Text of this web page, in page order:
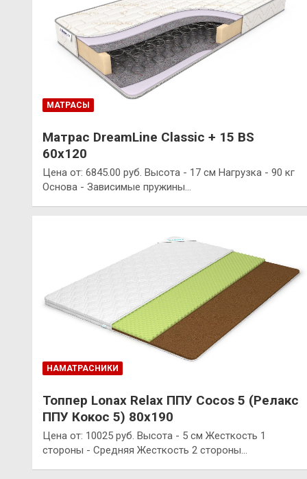
МАТРАСЫ
Матрас DreamLine Classic + 15 BS
60х120
Цена от: 6845.00 руб. Высота - 17 см Нагрузка - 90 кг
Основа - Зависимые пружины…
НАМАТРАСНИКИ
Топпер Lonax Relax ППУ Cocos 5 (Релакс
ППУ Кокос 5) 80х190
Цена от: 10025 руб. Высота - 5 см Жесткость 1
стороны - Средняя Жесткость 2 стороны…